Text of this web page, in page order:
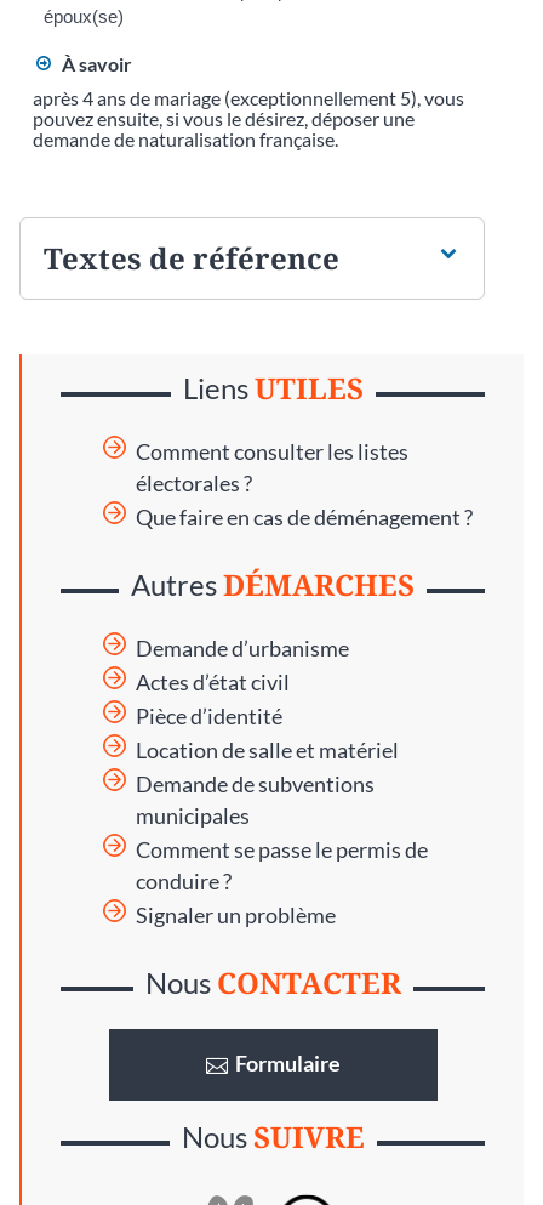
époux(se)
À savoir
après 4 ans de mariage (exceptionnellement 5), vous
pouvez ensuite, si vous le désirez, déposer une
demande de naturalisation française.
Textes de référence
LiensUTILES
Comment consulter les listes
électorales ?
Que faire en cas de déménagement ?
AutresDÉMARCHES
Demande d’urbanisme
Actes d’état civil
Pièce d’identité
Location de salle et matériel
Demande de subventions
municipales
Comment se passe le permis de
conduire ?
Signaler un problème
Nous CONTACTER
Formulaire
NousSUIVRE